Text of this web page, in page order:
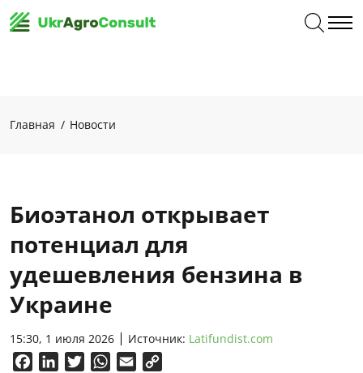
Главная Новости
Биоэтанол открывает
потенциал для
удешевления бензина в
Украине
15:30, 1 июля 2026 Источник: Latifundist.com
FacebookLinkedInTwitterWhatsApp
Email